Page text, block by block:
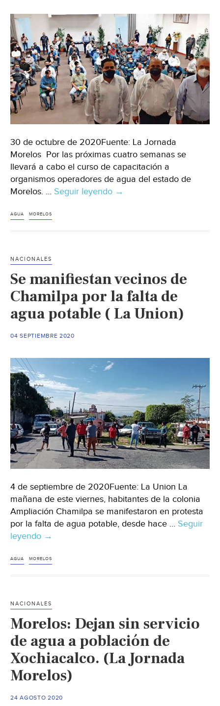
30 de octubre de 2020Fuente: La Jornada
Morelos Por las próximas cuatro semanas se
llevará a cabo el curso de capacitación a
organismos operadores de agua del estado de
Morelos. … Seguir leyendo Organizan
operadores
La
Jornada
→
AGUA MORELOS
NACIONALES
Se manifiestan vecinos de
Chamilpa por la falta de
agua potable ( La Union)
04 SEPTIEMBRE 2020
4 de septiembre de 2020Fuente: La Union La
mañana de este viernes, habitantes de la colonia
Ampliación Chamilpa se manifestaron en protesta
por la falta de agua potable, desde hace … Seguir
leyendo Se
vecinos
la
falta
agua
potable
(
Union)
→
AGUA MORELOS
NACIONALES
Morelos: Dejan sin servicio
de agua a población de
Xochiacalco. (La Jornada
Morelos)
24 AGOSTO 2020